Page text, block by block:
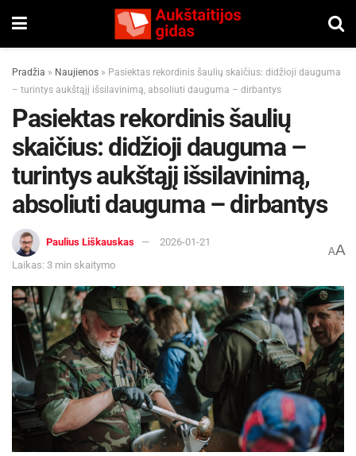
Pradžia » Naujienos » Pasiektas rekordinis šaulių skaičius: didžioji dauguma
– turintys aukštąjį išsilavinimą, absoliuti dauguma – dirbantys
Pasiektas rekordinis šaulių
skaičius: didžioji dauguma –
turintys aukštąjį išsilavinimą,
absoliuti dauguma – dirbantys
Paulius Liškauskas
2026-01-21
Laikas: 3 min skaitymo
AA